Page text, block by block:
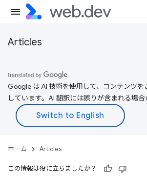
Articles
Google は AI 技術を使用して、コンテンツ
しています。AI 翻訳には誤りが含まれる場合
ホーム Articles
この情報は役に立ちましたか？